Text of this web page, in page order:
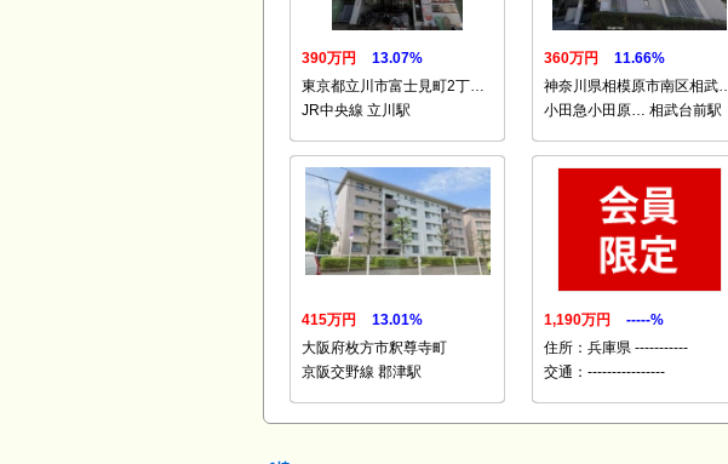
390万円
13.07%
東京都立川市富士見町2丁…
JR中央線 立川駅
360万円
11.66%
神奈川県相模原市南区相武…
小田急小田原… 相武台前駅
415万円
13.01%
大阪府枚方市釈尊寺町
京阪交野線 郡津駅
1,190万円
-----%
住所：兵庫県 -----------
交通：----------------